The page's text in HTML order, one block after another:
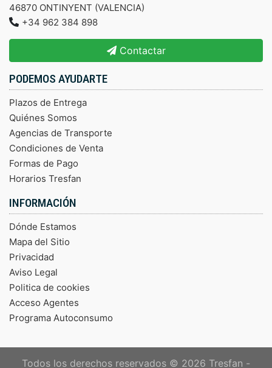
46870 ONTINYENT (VALENCIA)
+34 962 384 898
Contactar
PODEMOS AYUDARTE
Plazos de Entrega
Quiénes Somos
Agencias de Transporte
Condiciones de Venta
Formas de Pago
Horarios Tresfan
INFORMACIÓN
Dónde Estamos
Mapa del Sitio
Privacidad
Aviso Legal
Politica de cookies
Acceso Agentes
Programa Autoconsumo
Todos los derechos reservados © 2026 Tresfan -